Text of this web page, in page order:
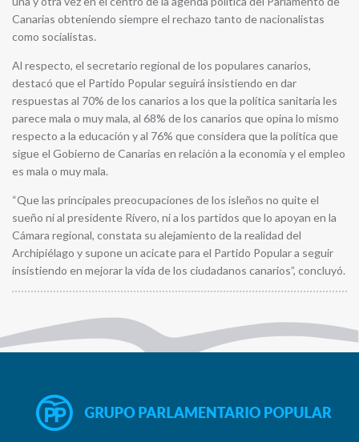
Canarias obteniendo siempre el rechazo tanto de nacionalistas
como socialistas.
Al respecto, el secretario regional de los populares canarios,
destacó que el Partido Popular seguirá insistiendo en dar
respuestas al 70% de los canarios a los que la política sanitaria les
parece mala o muy mala, al 68% de los canarios que opina lo mismo
respecto a la educación y al 76% que considera que la política que
sigue el Gobierno de Canarias en relación a la economía y el empleo
es mala o muy mala.
“Que las principales preocupaciones de los isleños no quite el
sueño ni al presidente Rivero, ni a los partidos que lo apoyan en la
Cámara regional, constata su alejamiento de la realidad del
Archipiélago y supone un acicate para el Partido Popular a seguir
insistiendo en mejorar la vida de los ciudadanos canarios”, concluyó.